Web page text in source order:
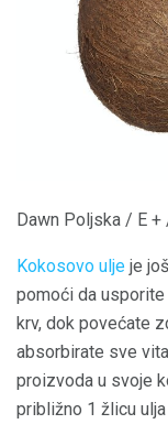
Dawn Poljska / E
Kokosovo ulje je
pomoći da
krv, dok povećate
absorbirate sve
proizvoda u svoje
približno 1 žlicu